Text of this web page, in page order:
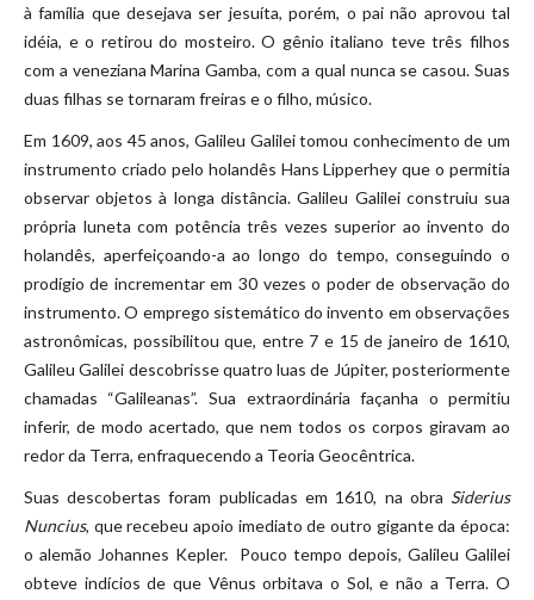
à família que desejava ser jesuíta, porém, o pai não aprovou tal
idéia, e o retirou do mosteiro. O gênio italiano teve três filhos
com a veneziana Marina Gamba, com a qual nunca se casou. Suas
duas filhas se tornaram freiras e o filho, músico.
Em 1609, aos 45 anos, Galileu Galilei tomou conhecimento de um
instrumento criado pelo holandês Hans Lipperhey que o permitia
observar objetos à longa distância. Galileu Galilei construiu sua
própria luneta com potência três vezes superior ao invento do
holandês, aperfeiçoando-a ao longo do tempo, conseguindo o
prodígio de incrementar em 30 vezes o poder de observação do
instrumento. O emprego sistemático do invento em observações
astronômicas, possibilitou que, entre 7 e 15 de janeiro de 1610,
Galileu Galilei descobrisse quatro luas de Júpiter, posteriormente
chamadas “Galileanas”. Sua extraordinária façanha o permitiu
inferir, de modo acertado, que nem todos os corpos giravam ao
redor da Terra, enfraquecendo a Teoria Geocêntrica.
Suas descobertas foram publicadas em 1610, na obra Siderius
Nuncius, que recebeu apoio imediato de outro gigante da época:
o alemão Johannes Kepler. Pouco tempo depois, Galileu Galilei
obteve indícios de que Vênus orbitava o Sol, e não a Terra. O